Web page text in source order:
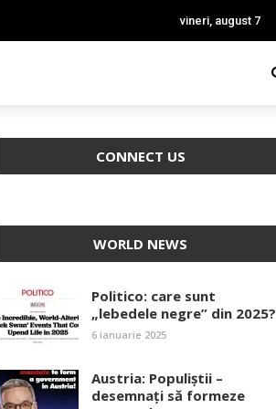
vineri, august 7
CONNECT US
WORLD NEWS
Politico: care sunt
„lebedele negre” din 2025?
6 ianuarie 2025
Austria: Populiștii –
desemnați să formeze